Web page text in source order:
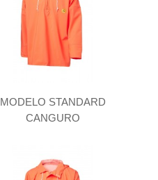
MODELO STANDARD
CANGURO